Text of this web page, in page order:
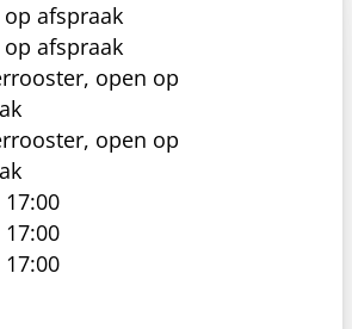
afspraak
afspraak
open op
open op
17:00
17:00
17:00